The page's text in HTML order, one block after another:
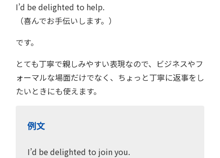
I’d be delighted to help.
（喜んでお手伝いします。）
です。
とても丁寧で親しみやすい表現なので、ビジネスやフ
ォーマルな場面だけでなく、ちょっと丁寧に返事をし
たいときにも使えます。
例文
I’d be delighted to join you.